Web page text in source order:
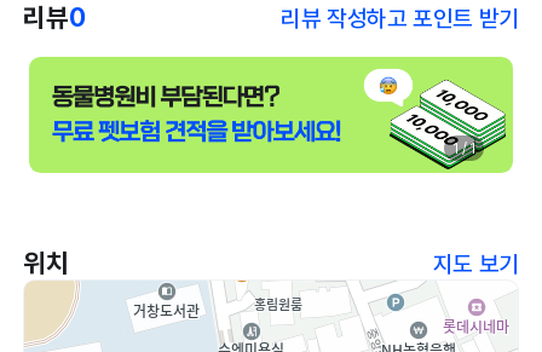
리뷰0 리뷰 작성하고 포인트 받기
1 / 1
위치 지도 보기